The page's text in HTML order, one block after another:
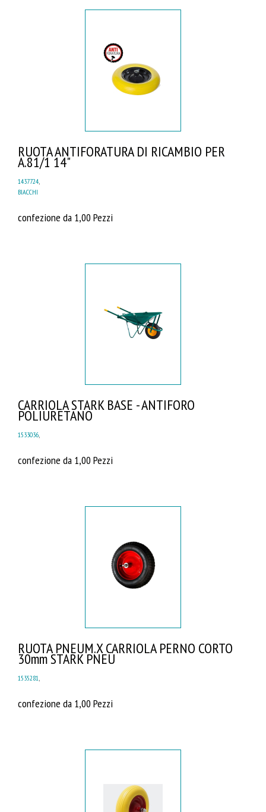
RUOTA ANTIFORATURA DI RICAMBIO PER
A.81/1 14"
1437724
BIACCHI
confezione da 1,00 Pezzi
CARRIOLA STARK BASE - ANTIFORO
POLIURETANO
1533036,
confezione da 1,00 Pezzi
RUOTA PNEUM.X CARRIOLA PERNO CORTO
30mm STARK PNEU
1535281
confezione da 1,00 Pezzi